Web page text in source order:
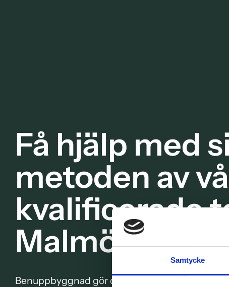
Samtycke
Få hjälp med
metoden av
kvalificerade
Malmö
Benuppbyggnad gör det möjligt för alla att